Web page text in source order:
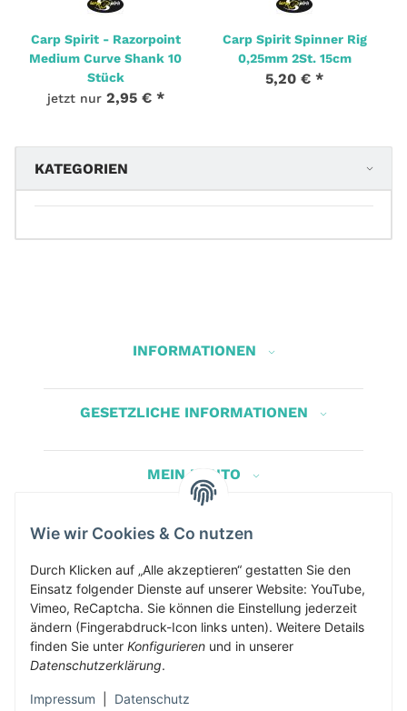
Carp Spirit - Razorpoint
Medium Curve Shank 10
Stück
jetzt nur 2,95 € *
Carp Spirit Spinner Rig
0,25mm 2St. 15cm
5,20 € *
KATEGORIEN
INFORMATIONEN
GESETZLICHE INFORMATIONEN
MEIN KONTO
Herbis Anglerladen
Inh.Herbert Schinnerl
Kirchdorf am Inn 5
4982 Kirchdorf am Inn
info@herbis-anglerladen.at
Wie wir Cookies & Co nutzen
Durch Klicken auf „Alle akzeptieren“ gestatten Sie den
Einsatz folgender Dienste auf unserer Website: YouTube,
Vimeo, ReCaptcha. Sie können die Einstellung jederzeit
ändern (Fingerabdruck-Icon links unten). Weitere Details
finden Sie unter Konfigurieren und in unserer
Datenschutzerklärung.
Impressum Datenschutz